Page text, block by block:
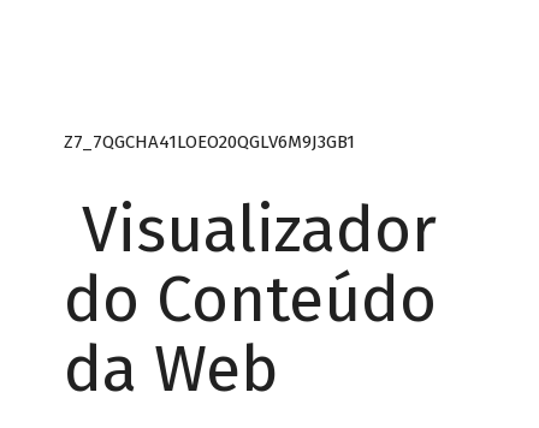
Z7_7QGCHA41LOEO20QGLV6M9J3GB1
Visualizador
do Conteúdo
da Web